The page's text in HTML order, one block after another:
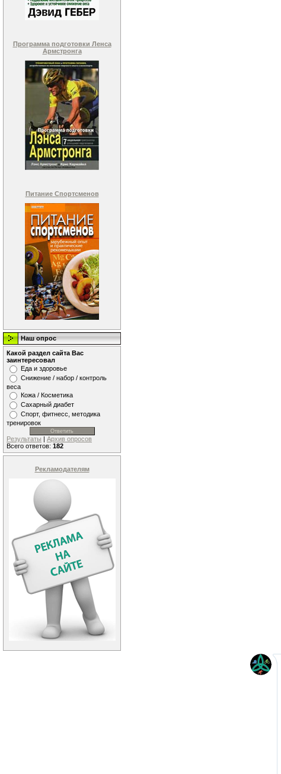
Программа подготовки Ленса
Армстронга
Питание Спортсменов
Наш опрос
Какой раздел сайта Вас
заинтересовал
Еда и здоровье
Снижение / набор / контроль
веса
Кожа / Косметика
Сахарный диабет
Спорт, фитнесс, методика
тренировок
Результаты | Архив опросов
Всего ответов: 182
Рекламодателям